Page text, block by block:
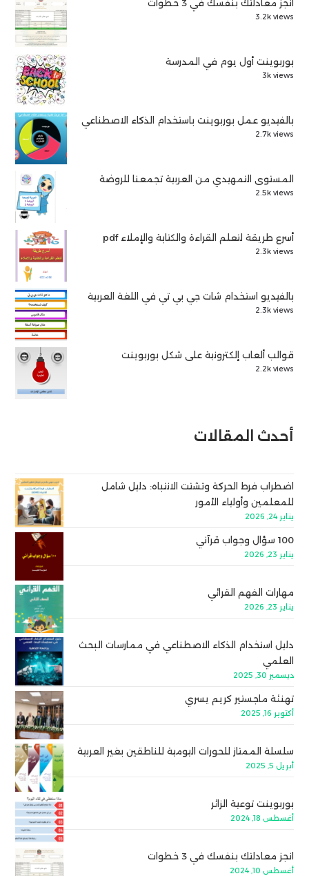
انجز معادلتك بنفسك في 3 خطوات
3.2k views
بوربوينت أول يوم في المدرسة
3k views
بالفيديو عمل بوربوينت باستخدام الذكاء الاصطناعي
2.7k views
المستوى التمهيدي من العربية تجمعنا للروضة
2.5k views
أسرع طريقة لتعلم القراءة والكتابة والإملاء pdf
2.3k views
بالفيديو استخدام شات جي بي تي في اللغة العربية
2.3k views
قوالب ألعاب إلكترونية على شكل بوربوينت
2.2k views
أحدث المقالات
اضطراب فرط الحركة وتشتت الانتباه: دليل شامل
للمعلمين وأولياء الأمور
يناير 24, 2026
100 سؤال وجواب قرآني
يناير 23, 2026
مهارات الفهم القرائي
يناير 23, 2026
دليل استخدام الذكاء الاصطناعي في ممارسات البحث
العلمي
ديسمبر 30, 2025
تهنئة ماجستير كريم يسري
أكتوبر 16, 2025
سلسلة الممتاز للحورات اليومية للناطقين بغير العربية
أبريل 5, 2025
بوربوينت توعية الزائر
أغسطس 18, 2024
انجز معادلتك بنفسك في 3 خطوات
أغسطس 10, 2024